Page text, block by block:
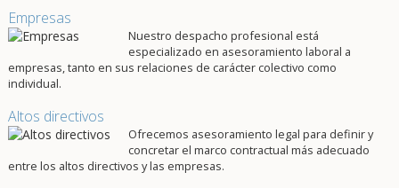
Empresas
Nuestro despacho profesional está
especializado en asesoramiento laboral a
empresas, tanto en sus relaciones de carácter colectivo como
individual.
Altos directivos
Ofrecemos asesoramiento legal para definir y
concretar el marco contractual más adecuado
entre los altos directivos y las empresas.